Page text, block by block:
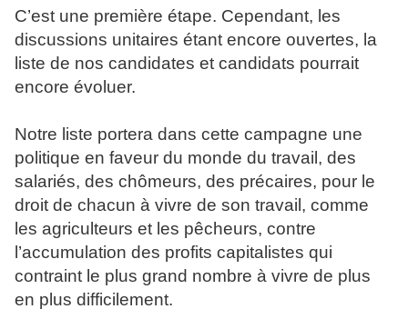
C’est une première étape. Cependant, les
discussions unitaires étant encore ouvertes, la
liste de nos candidates et candidats pourrait
encore évoluer.
Notre liste portera dans cette campagne une
politique en faveur du monde du travail, des
salariés, des chômeurs, des précaires, pour le
droit de chacun à vivre de son travail, comme
les agriculteurs et les pêcheurs, contre
l’accumulation des profits capitalistes qui
contraint le plus grand nombre à vivre de plus
en plus difficilement.